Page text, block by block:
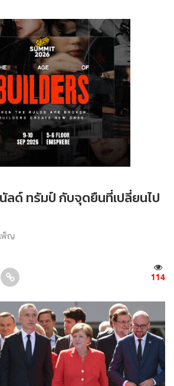
ลด์ ทรัมป์ กับจุดยืนที่เปลี่ยนไป
พ็ญ
114